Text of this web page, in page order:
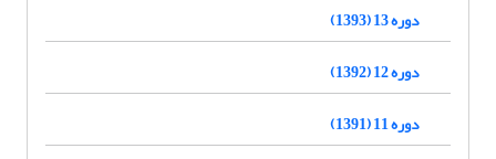
دوره 13 (1393)
دوره 12 (1392)
دوره 11 (1391)